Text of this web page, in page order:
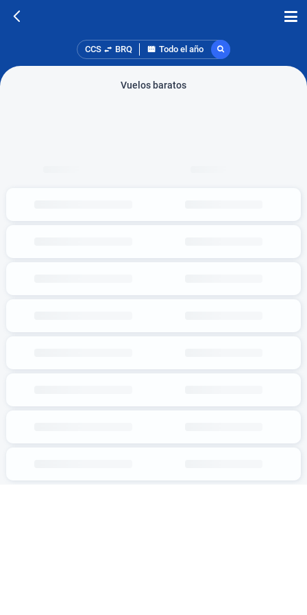
CCS BRQ Todo el año
Vuelos baratos